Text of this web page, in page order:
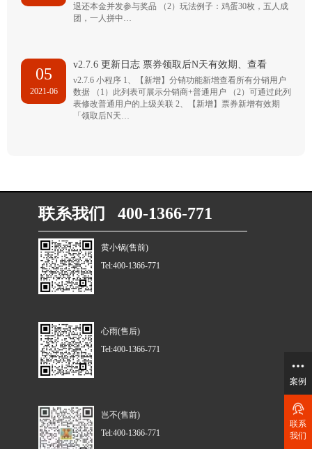
退还本金并发参与奖品 （2）玩法例子：鸡蛋30枚，五人成
团，一人拼中…
05
2021-06
v2.7.6 更新日志 票券领取后N天有效期、查看
v2.7.6 小程序 1、【新增】分销功能新增查看所有分销用户
数据 （1）此列表可展示分销商+普通用户 （2）可通过此列
表修改普通用户的上级关联 2、【新增】票券新增有效期
「领取后N天…
联系我们 400-1366-771
黄小锅(售前)
Tel:400-1366-771
心雨(售后)
Tel:400-1366-771
岂不(售前)
Tel:400-1366-771
案例
联系
我们